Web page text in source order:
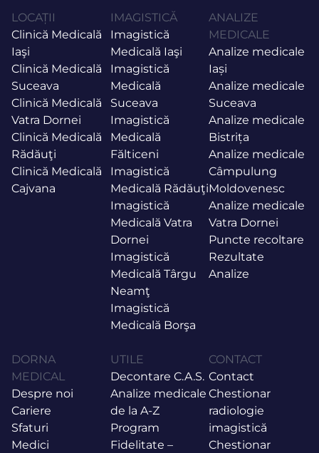
LOCAȚII
Clinică Medicală
Iaşi
Clinică Medicală
Suceava
Clinică Medicală
Vatra Dornei
Clinică Medicală
Rădăuţi
Clinică Medicală
Cajvana
IMAGISTICĂ
Imagistică
Medicală Iaşi
Imagistică
Medicală
Suceava
Imagistică
Medicală
Fălticeni
Imagistică
Medicală Rădăuţi
Imagistică
Medicală Vatra
Dornei
Imagistică
Medicală Târgu
Neamţ
Imagistică
Medicală Borşa
ANALIZE
MEDICALE
Analize medicale
Iași
Analize medicale
Suceava
Analize medicale
Bistrița
Analize medicale
Câmpulung
Moldovenesc
Analize medicale
Vatra Dornei
Puncte recoltare
Rezultate
Analize
DORNA
MEDICAL
Despre noi
Cariere
Sfaturi
Medici
UTILE
Decontare C.A.S.
Analize medicale
de la A-Z
Program
Fidelitate –
CONTACT
Contact
Chestionar
radiologie
imagistică
Chestionar